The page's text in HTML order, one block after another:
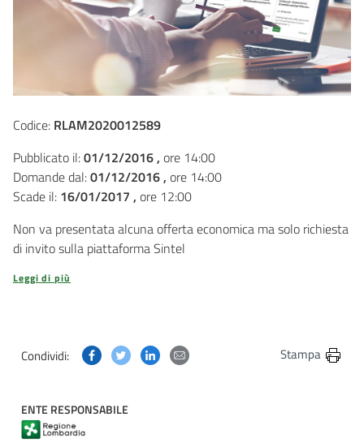
Codice: RLAM2020012589
Pubblicato il:01/12/2016 , ore 14:00
Domande dal:01/12/2016 , ore 14:00
Scade il: 16/01/2017 , ore 12:00
Non va presentata alcuna offerta economica ma solo richiesta
di invito sulla piattaforma Sintel
Leggi di più
Condividi: Condividi questa pagina su Facebook
Condividi questa pagina su Twitter
Condividi questa pagina su Linkedin
Condividi questa pagina via
Stampa
ENTE RESPONSABILE